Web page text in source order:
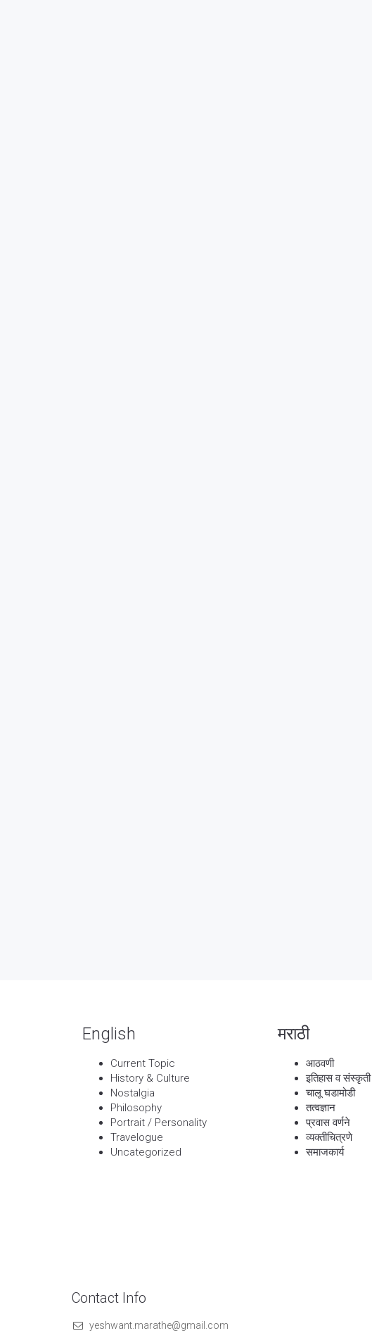
English
Current Topic
History & Culture
Nostalgia
Philosophy
Portrait / Personality
Travelogue
Uncategorized
मराठी
आठवणी
इतिहास व संस्कृती
चालू घडामोडी
तत्वज्ञान
प्रवास वर्णने
व्यक्तीचित्रणे
समाजकार्य
Contact Info
yeshwant.marathe@gmail.com